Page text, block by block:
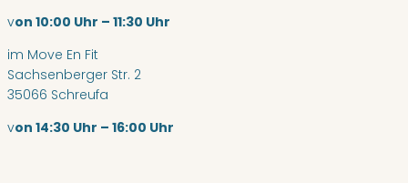
von 10:00 Uhr – 11:30 Uhr
im Move En Fit
Sachsenberger Str. 2
35066 Schreufa
von 14:30 Uhr – 16:00 Uhr